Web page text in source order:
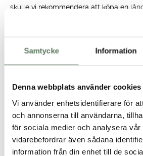
Samtycke Information
Denna webbplats använder cookies
Vi använder enhetsidentifierare för
och annonserna till användarna,
för sociala medier och analysera vår
vidarebefordrar även sådana
information från din enhet till de
skulle vi rekommendera att köpa en
vinterjackor för dam i flera färger
undersöka om jackan andas och om
även viktigt att undersöka vilken
övergångsjacka för vår och höst.
lagom varm samtidigt som den är lätt
vårt utbud av fritidsjackor dam
regnjacka , fodrade skjortjackor , samt
Jacket
för vårens alla aktiviteter. Köp
dam online. Oavsett om du vill ha en